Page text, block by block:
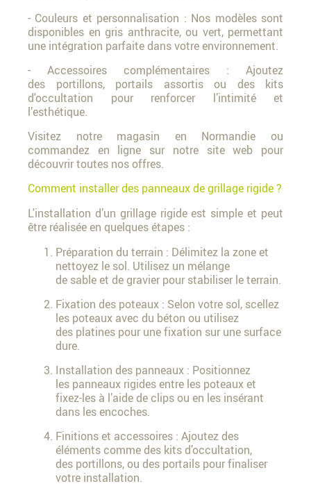
- Couleurs et personnalisation : Nos modèles sont
disponibles en gris anthracite, ou vert, permettant
une intégration parfaite dans votre environnement.
- Accessoires complémentaires : Ajoutez
des portillons, portails assortis ou des kits
d'occultation pour renforcer l’intimité et
l’esthétique.
Visitez notre magasin en Normandie ou
commandez en ligne sur notre site web pour
découvrir toutes nos offres.
Comment installer des panneaux de grillage rigide ?
L'installation d’un grillage rigide est simple et peut
être réalisée en quelques étapes :
Préparation du terrain : Délimitez la zone et
nettoyez le sol. Utilisez un mélange
de sable et de gravier pour stabiliser le terrain.
Fixation des poteaux : Selon votre sol, scellez
les poteaux avec du béton ou utilisez
des platines pour une fixation sur une surface
dure.
Installation des panneaux : Positionnez
les panneaux rigides entre les poteaux et
fixez-les à l’aide de clips ou en les insérant
dans les encoches.
Finitions et accessoires : Ajoutez des
éléments comme des kits d’occultation,
des portillons, ou des portails pour finaliser
votre installation.